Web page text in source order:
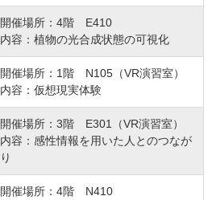
開催場所：4階 E410
内容：植物の光合成状態の可視化
開催場所：1階 N105（VR演習室）
内容：仮想現実体験
開催場所：3階 E301（VR演習室）
内容：感性情報を用いた人とのつなが
り
開催場所：4階 N410